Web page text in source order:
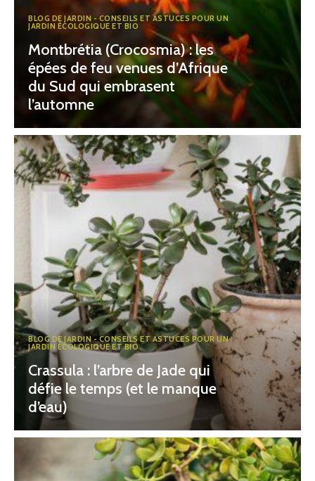
BLOG DE JARDIN - CONSEILS ET ASTUCES POUR UN
JARDIN ÉCOLOGIQUE ET BIO
Montbrétia (Crocosmia) : les
épées de feu venues d’Afrique
du Sud qui embrasent
l’automne
BLOG DE JARDIN - CONSEILS ET ASTUCES POUR UN
JARDIN ÉCOLOGIQUE ET BIO
Crassula : l’arbre de Jade qui
défie le temps (et le manque
d’eau)